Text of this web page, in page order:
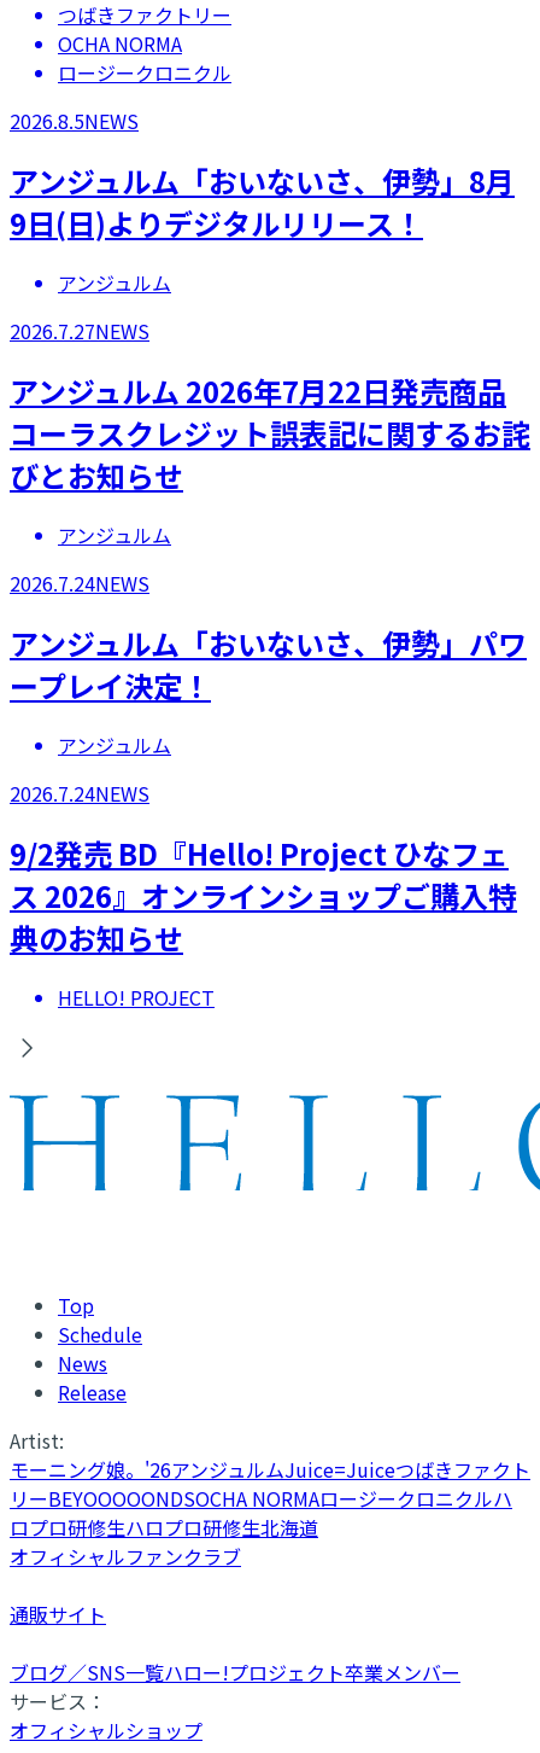
つばきファクトリー
OCHA NORMA
ロージークロニクル
2026.8.5NEWS
アンジュルム「おいないさ、伊勢」8月
9日(日)よりデジタルリリース！
アンジュルム
2026.7.27NEWS
アンジュルム 2026年7月22日発売商品
コーラスクレジット誤表記に関するお詫
びとお知らせ
アンジュルム
2026.7.24NEWS
アンジュルム「おいないさ、伊勢」パワ
ープレイ決定！
アンジュルム
2026.7.24NEWS
9/2発売 BD『Hello! Project ひなフェ
ス 2026』オンラインショップご購入特
典のお知らせ
HELLO! PROJECT
Top
Schedule
News
Release
Artist:
モーニング娘。'26アンジュルムJuice=Juiceつばきファクト
リーBEYOOOOONDSOCHA NORMAロージークロニクルハ
ロプロ研修生ハロプロ研修生北海道
オフィシャルファンクラブ
通販サイト
ブログ／SNS一覧ハロー!プロジェクト卒業メンバー
サービス：
オフィシャルショップ